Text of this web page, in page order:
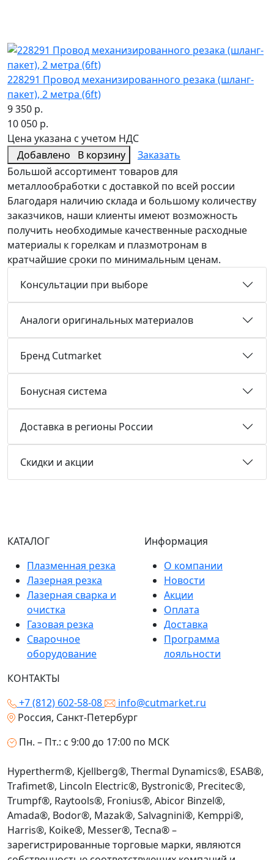
228291 Провод механизированного резака (шланг-
пакет), 2 метра (6ft)
9 350 р.
10 050 р.
Цена указана с учетом НДС
Добавлено
В корзину
Заказать
Большой ассортимент товаров для
металлообработки с доставкой по всей россии
Благодаря наличию склада и большому количеству
заказчиков, наши клиенты имеют возможность
получить необходимые качественные расходные
материалы к горелкам и плазмотронам в
кратчайшие сроки по минимальным ценам.
Консультации при выборе
Аналоги оригинальных материалов
Бренд Cutmarket
Бонусная система
Доставка в регионы России
Скидки и акции
КАТАЛОГ
Плазменная резка
Лазерная резка
Лазерная сварка и
очистка
Газовая резка
Сварочное
оборудование
Информация
О компании
Новости
Акции
Оплата
Доставка
Программа
лояльности
КОНТАКТЫ
+7 (812) 602-58-08
info@cutmarket.ru
Россия, Санкт-Петербург
Пн. – Пт.: с 9:00 до 17:00 по МСК
Hypertherm®, Kjellberg®, Thermal Dynamics®, ESAB®,
Trafimet®, Lincoln Electric®, Bystronic®, Precitec®,
Trumpf®, Raytools®, Fronius®, Abicor Binzel®,
Amada®, Bodor®, Mazak®, Salvagnini®, Kemppi®,
Harris®, Koike®, Messer®, Tecna® –
зарегистрированные торговые марки, являются